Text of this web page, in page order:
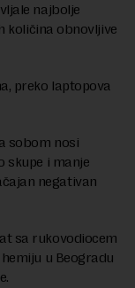
najbolje
količina obnovljive
preko laptopova
sobom nosi
skupe i manje
negativan
sa rukovodiocem
u Beogradu